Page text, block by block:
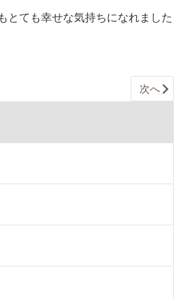
とても幸せな気持ちになれました
次へ